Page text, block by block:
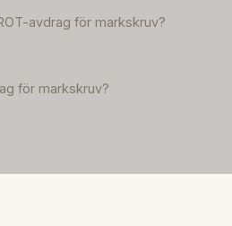
avdrag för markskruv?
för markskruv?